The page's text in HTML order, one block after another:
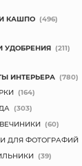
КАШПО (496)
УДОБРЕНИЯ (211)
ИНТЕРЬЕРА (780)
(164)
(303)
(60)
ДЛЯ ФОТОГРАФИЙ
(39)